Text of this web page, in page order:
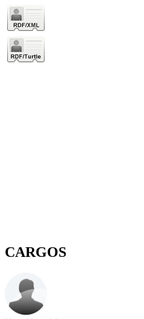
CARGOS